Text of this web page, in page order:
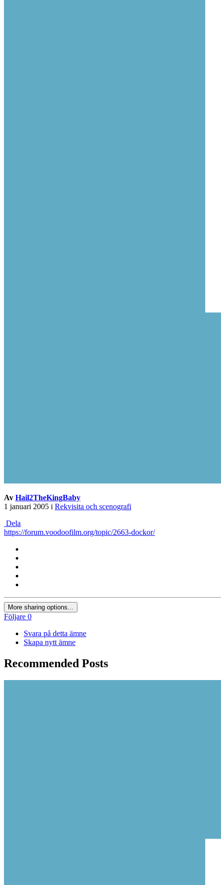
Av Hail2TheKingBaby
1 januari 2005 i Rekvisita och scenografi
Dela
https://forum.voodoofilm.org/topic/2663-dockor/
More sharing options...
Följare 0
Svara på detta ämne
Skapa nytt ämne
Recommended Posts